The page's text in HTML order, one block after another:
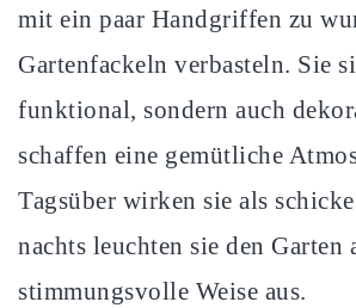
mit ein paar Handgriffen zu
Gartenfackeln verbasteln. Sie
funktional, sondern auch
schaffen eine gemütliche
Tagsüber wirken sie als
nachts leuchten sie den Garten
stimmungsvolle Weise aus.